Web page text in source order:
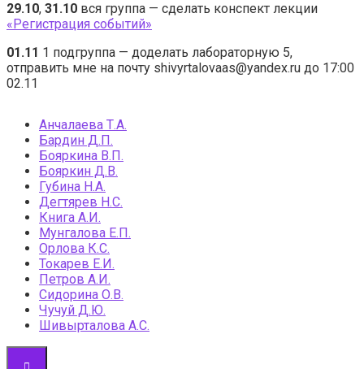
29.10, 31.10 вся группа — сделать конспект лекции
«Регистрация событий»
01.11 1 подгруппа — доделать лабораторную 5,
отправить мне на почту shivyrtalovaas@yandex.ru до 17:00
02.11
Анчалаева Т.А.
Бардин Д.П.
Бояркина В.П.
Бояркин Д.В.
Губина Н.А.
Дегтярев Н.С.
Книга А.И.
Мунгалова Е.П.
Орлова К.С.
Токарев Е.И.
Петров А.И.
Сидорина О.В.
Чучуй Д.Ю.
Шивырталова А.С.